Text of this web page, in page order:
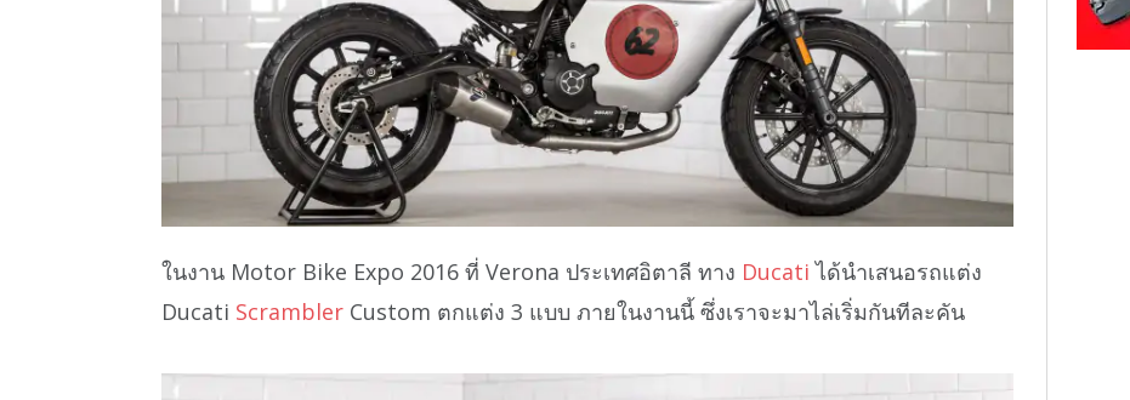
ในงาน Motor Bike Expo 2016 ที่ Verona ประเทศอิตาลี ทาง Ducatiได้นำเสนอรถแต่ง
Ducati Scrambler Custom ตกแต่ง 3 แบบ ภายในงานนี้ ซึ่งเราจะมาไล่เริ่มกันทีละคัน